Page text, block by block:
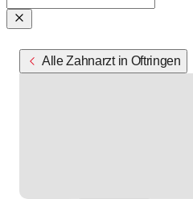
Alle Zahnarzt in Oftringen